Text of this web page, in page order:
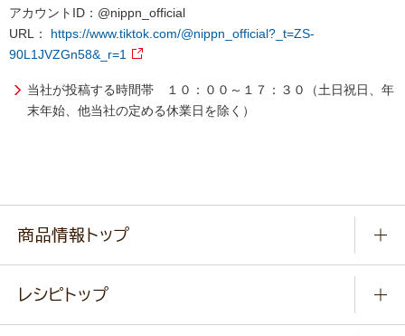
アカウントID：@nippn_official
URL： https://www.tiktok.com/@nippn_official?_t=ZS-
90L1JVZGn58&_r=1
当社が投稿する時間帯 １０：００～１７：３０（土日祝日、年
末年始、他当社の定める休業日を除く）
商品情報トップ
レシピトップ